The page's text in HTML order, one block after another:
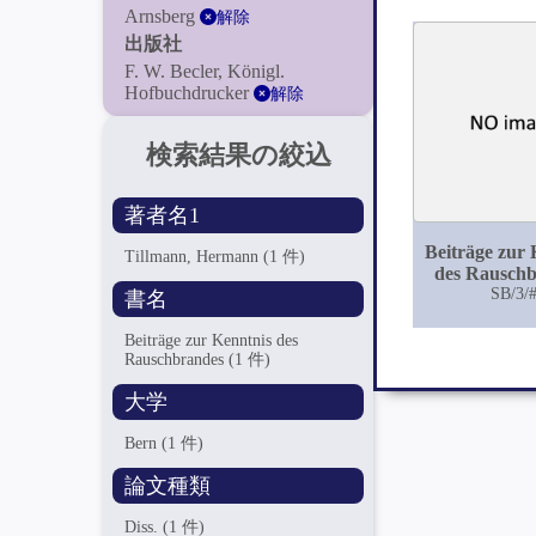
Arnsberg
解除
出版社
F. W. Becler, Königl.
Hofbuchdrucker
解除
検索結果の絞込
著者名1
Tillmann, Hermann(1 件)
書名
Beiträge zur Kenntnis des
Rauschbrandes(1 件)
大学
Bern(1 件)
論文種類
Diss.(1 件)
Beiträge zur
des
SB/3/#